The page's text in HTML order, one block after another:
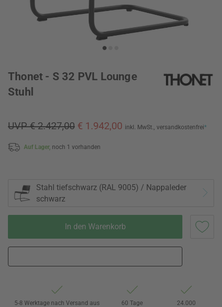
Thonet - S 32 PVL Lounge
Stuhl
UVP € 2.427,00 € 1.942,00 inkl. MwSt., versandkostenfrei*
Auf Lager, noch 1 vorhanden
Stahl tiefschwarz (RAL 9005) / Nappaleder
schwarz
In den Warenkorb
5-8 Werktage nach Versand aus
60 Tage
24.000